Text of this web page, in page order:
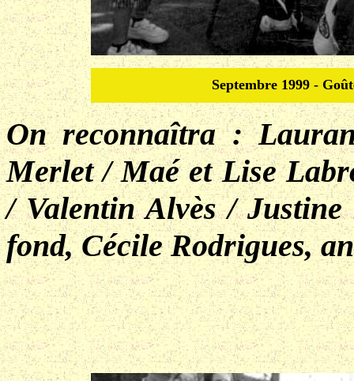
Septembre 1999 -
On reconnaîtra :
Merlet / Maé et Lise
/ Valentin Alvès /
fond, Cécile Rodrigues,